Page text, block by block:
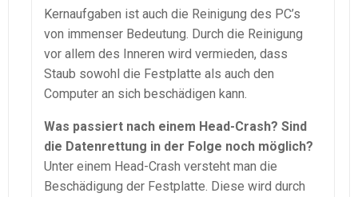
Kernaufgaben ist auch die Reinigung des PC’s
von immenser Bedeutung. Durch die Reinigung
vor allem des Inneren wird vermieden, dass
Staub sowohl die Festplatte als auch den
Computer an sich beschädigen kann.
Was passiert nach einem Head-Crash? Sind
die Datenrettung in der Folge noch möglich?
Unter einem Head-Crash versteht man die
Beschädigung der Festplatte. Diese wird durch